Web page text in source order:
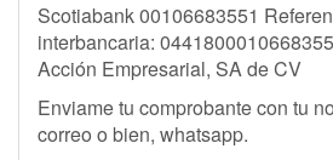
Scotiabank 00106683551
interbancaria:
Acción Empresarial, SA de CV
Enviame tu comprobante con tu
correo o bien, whatsapp.